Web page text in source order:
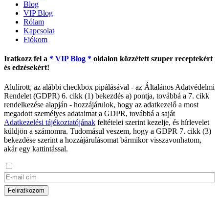
Blog
VIP Blog
Rólam
Kapcsolat
Fiókom
Iratkozz fel a * VIP Blog * oldalon közzétett szuper receptekért
és edzésekért!
Alulírott, az alábbi checkbox pipálásával - az Általános Adatvédelmi
Rendelet (GDPR) 6. cikk (1) bekezdés a) pontja, továbbá a 7. cikk
rendelkezése alapján - hozzájárulok, hogy az adatkezelő a most
megadott személyes adataimat a GDPR, továbbá a saját
Adatkezelési tájékoztatójának feltételei szerint kezelje, és hírlevelet
küldjön a számomra. Tudomásul veszem, hogy a GDPR 7. cikk (3)
bekezdése szerint a hozzájárulásomat bármikor visszavonhatom,
akár egy kattintással.